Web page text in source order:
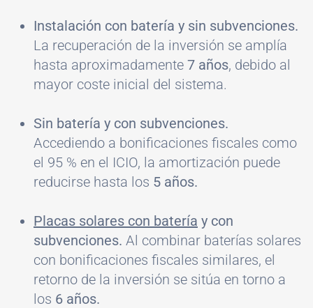
Instalación con batería y sin subvenciones.
La recuperación de la inversión se amplía
hasta aproximadamente 7 años, debido al
mayor coste inicial del sistema.
Sin batería y con subvenciones.
Accediendo a bonificaciones fiscales como
el 95 % en el ICIO, la amortización puede
reducirse hasta los 5 años.
Placas solares con batería y con
subvenciones. Al combinar baterías solares
con bonificaciones fiscales similares, el
retorno de la inversión se sitúa en torno a
los 6 años.